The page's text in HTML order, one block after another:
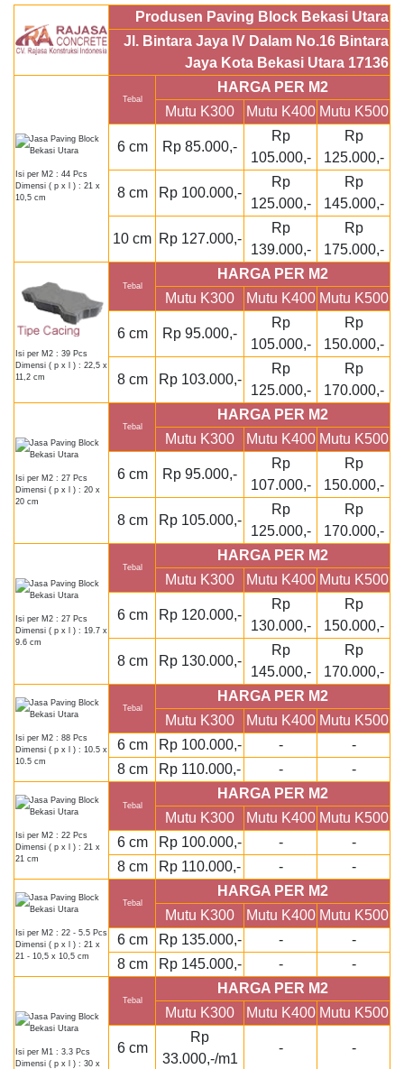
Produsen Paving Block Bekasi Utara
Jl. Bintara Jaya IV Dalam No.16 Bintara
Jaya Kota Bekasi Utara 17136
Isi per M2 : 44 Pcs
Dimensi ( p x l ) : 21 x
10,5 cm
Tebal
HARGA PER M2
Mutu K300
Mutu K400 Mutu K500
6 cm Rp 85.000,-
Rp
105.000,-
Rp
125.000,-
8 cm Rp 100.000,-
Rp
125.000,-
Rp
145.000,-
10 cm Rp 127.000,-
Rp
139.000,-
Rp
175.000,-
Isi per M2 : 39 Pcs
Dimensi ( p x l ) : 22,5 x
11,2 cm
Tebal
HARGA PER M2
Mutu K300
Mutu K400 Mutu K500
6 cm Rp 95.000,-
Rp
105.000,-
Rp
150.000,-
8 cm Rp 103.000,-
Rp
125.000,-
Rp
170.000,-
Isi per M2 : 27 Pcs
Dimensi ( p x l ) : 20 x
20 cm
Tebal
HARGA PER M2
Mutu K300
Mutu K400 Mutu K500
6 cm Rp 95.000,-
Rp
107.000,-
Rp
150.000,-
8 cm Rp 105.000,-
Rp
125.000,-
Rp
170.000,-
Isi per M2 : 27 Pcs
Dimensi ( p x l ) : 19.7 x
9.6 cm
Tebal
HARGA PER M2
Mutu K300
Mutu K400 Mutu K500
6 cm Rp 120.000,-
Rp
130.000,-
Rp
150.000,-
8 cm Rp 130.000,-
Rp
145.000,-
Rp
170.000,-
Isi per M2 : 88 Pcs
Dimensi ( p x l ) : 10.5 x
10.5 cm
Tebal
HARGA PER M2
Mutu K300
Mutu K400 Mutu K500
6 cm
Rp 100.000,- -
-
8 cm
Rp 110.000,- - -
Isi per M2 : 22 Pcs
Dimensi ( p x l ) : 21 x
21 cm
Tebal
HARGA PER M2
Mutu K300
Mutu K400 Mutu K500
6 cm
Rp 100.000,- -
-
8 cm
Rp 110.000,- - -
Isi per M2 : 22 - 5.5 Pcs
Dimensi ( p x l ) : 21 x
21 - 10,5 x 10,5 cm
Tebal
HARGA PER M2
Mutu K300
Mutu K400 Mutu K500
6 cm
Rp 135.000,- -
-
8 cm
Rp 145.000,- - -
Isi per M1 : 3.3 Pcs
Dimensi ( p x l ) : 30 x
Tebal
HARGA PER M2
Mutu K300
Mutu K400 Mutu K500
6 cm
Rp
33.000,-/m1
- -